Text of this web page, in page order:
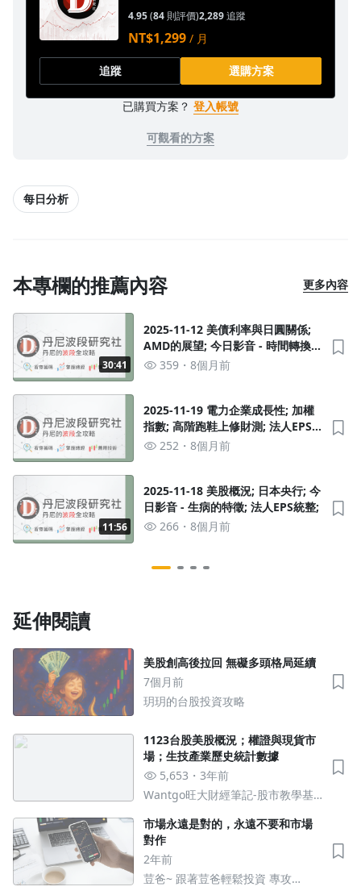
4.95(84 則評價)2,289追蹤
NT$1,299 / 月
追蹤 選購方案
已購買方案？ 登入帳號
可觀看的方案
每日分析
本專欄的推薦內容 更多內容
30:41
2025-11-12 美債利率與日圓關係;
AMD的展望; 今日影音 - 時間轉換;
鴻海法說會; 法人EPS統整;
359 8個月前
2025-11-19 電力企業成長性; 加權
指數; 高階跑鞋上修財測; 法人EPS
統整;252 8個月前
11:56
2025-11-18 美股概況; 日本央行; 今
日影音 - 生病的特徵; 法人EPS統整;
266
8個月前
延伸閱讀
美股創高後拉回 無礙多頭格局延續
7個月前
玥玥的台股投資攻略
1123台股美股概況；權證與現貨市
場；生技產業歷史統計數據
5,653
3年前
Wantgo旺大財經筆記-股市教學基
市場永遠是對的，永遠不要和市場
對作
2年前
荳爸~ 跟著荳爸輕鬆投資 專攻
沒有待播放的清單
去逛逛